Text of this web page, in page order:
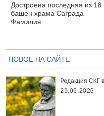
Достроена последняя из 18
башен храма Саграда
Фамилия
НОВОЕ НА САЙТЕ
Редакция СКГ
29.06.2026